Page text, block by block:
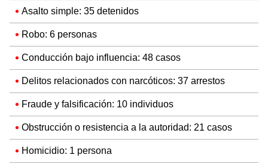
Asalto simple: 35 detenidos
Robo: 6 personas
Conducción bajo influencia: 48 casos
Delitos relacionados con narcóticos: 37 arrestos
Fraude y falsificación: 10 individuos
Obstrucción o resistencia a la autoridad: 21 casos
Homicidio: 1 persona